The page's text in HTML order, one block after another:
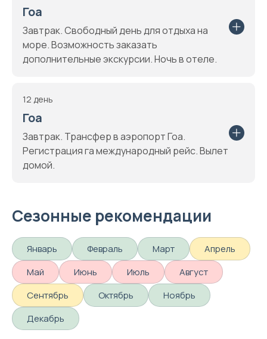
Гоа
Завтрак. Свободный день для отдыха на
море. Возможность заказать
дополнительные экскурсии. Ночь в отеле.
12 день
Гоа
Завтрак. Трансфер в аэропорт Гоа.
Регистрация га международный рейс. Вылет
домой.
Сезонные рекомендации
Январь Февраль Март
Апрель
Май
Июнь Июль
Август
Сентябрь
Октябрь
Ноябрь
Декабрь